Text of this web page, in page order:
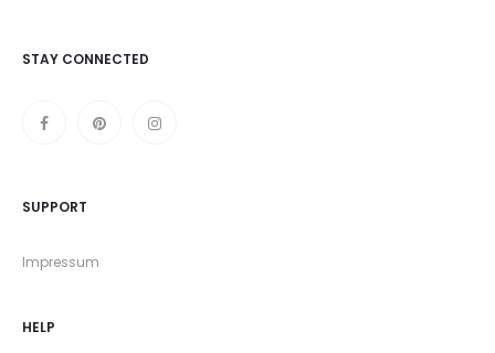
STAY CONNECTED
SUPPORT
Impressum
HELP